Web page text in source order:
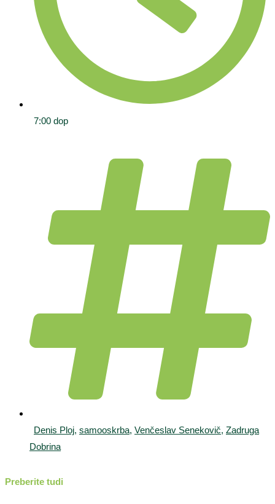
7:00 dop
Denis Ploj, samooskrba, Venčeslav Senekovič, Zadruga
Dobrina
Preberite tudi